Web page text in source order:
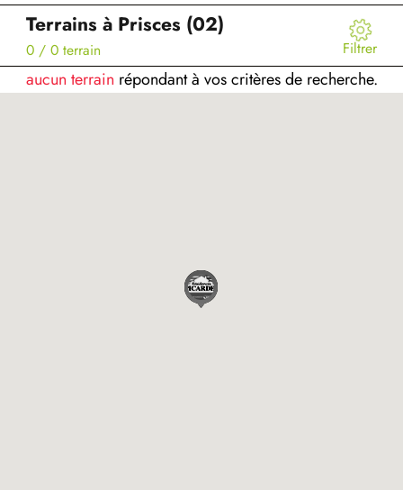
Terrains à Prisces (02)
0 / 0 terrain Filtrer
aucun terrain répondant à vos critères de recherche.